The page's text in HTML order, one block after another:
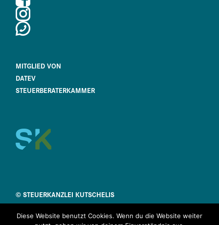
MITGLIED VON
DATEV
STEUERBERATERKAMMER
© STEUERKANZLEI KUTSCHELIS
COOKIES & PRIVACY
Diese Website benutzt Cookies. Wenn du die Website weiter